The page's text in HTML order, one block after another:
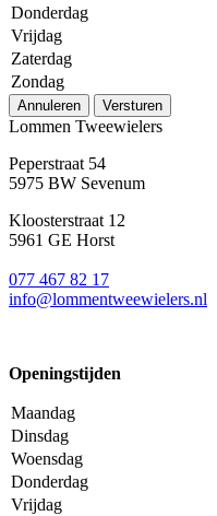
Donderdag
Vrijdag
Zaterdag
Zondag
Annuleren Versturen
Lommen Tweewielers
Peperstraat 54
5975 BW Sevenum
Kloosterstraat 12
5961 GE Horst
077 467 82 17
info@lommentweewielers.nl
Openingstijden
Maandag
Dinsdag
Woensdag
Donderdag
Vrijdag